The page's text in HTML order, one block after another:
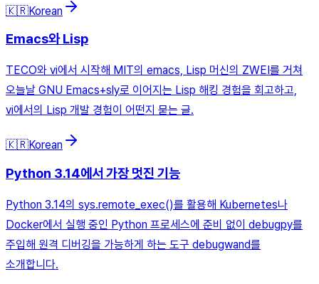
🇰🇷Korean
Emacs와 Lisp
TECO와 vi에서 시작해 MIT의 emacs, Lisp 머신의 ZWEI를 거쳐
오늘날 GNU Emacs+sly로 이어지는 Lisp 해킹 경험을 회고하고,
vi에서의 Lisp 개발 경험이 어떤지 묻는 글.
🇰🇷Korean
Python 3.14에서 가장 멋진 기능
Python 3.14의 sys.remote_exec()를 활용해 Kubernetes나
Docker에서 실행 중인 Python 프로세스에 준비 없이 debugpy를
주입해 원격 디버깅을 가능하게 하는 도구 debugwand를
소개합니다.